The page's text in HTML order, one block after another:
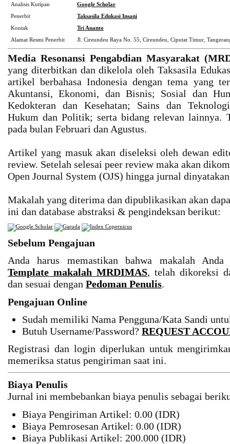
Analisis Kutipan
Google Scholar
Penerbit
Taksasila Edukasi Insani
Kontak
Tri Ananto
Alamat Resmi Penerbit
Jl. Cireundeu Raya No. 55, Cireundeu, Ciputat Timur,
Media Resonansi Pengabdian Masyarakat
yang diterbitkan dan dikelola oleh Taksasila
artikel berbahasa Indonesia dengan tema yang
Akuntansi, Ekonomi, dan Bisnis; Sosial dan
Kedokteran dan Kesehatan; Sains dan
Hukum dan Politik; serta bidang relevan lainnya.
pada bulan Februari dan Agustus.
Artikel yang masuk akan diseleksi oleh dewan
review. Setelah selesai peer review maka akan
Open Journal System (OJS) hingga jurnal
Makalah yang diterima dan dipublikasikan akan
ini dan database abstraksi & pengindeksan berikut:
Sebelum Pengajuan
Anda harus memastikan bahwa makalah Anda
Template makalah MRDIMAS, telah dikoreksi
dan sesuai dengan Pedoman Penulis.
Pengajuan Online
Sudah memiliki Nama Pengguna/Kata Sandi
Butuh Username/Password? REQUEST
Registrasi dan login diperlukan untuk
memeriksa status pengiriman saat ini.
Biaya Penulis
Jurnal ini membebankan biaya penulis sebagai
Biaya Pengiriman Artikel: 0.00 (IDR)
Biaya Pemrosesan Artikel: 0.00 (IDR)
Biaya Publikasi Artikel: 200.000 (IDR)